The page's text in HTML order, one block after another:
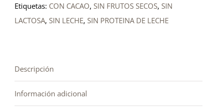
Etiquetas: CON CACAO, SIN FRUTOS SECOS, SIN
LACTOSA, SIN LECHE, SIN PROTEINA DE LECHE
Descripción
Información adicional